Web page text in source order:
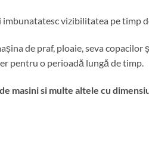
vizibilitatea pe timp
de praf, ploaie, seva
pentru o perioadă lungă de timp.
masini si multe altele cu